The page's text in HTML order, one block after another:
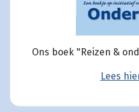
Ons boek "Reizen &
Lees